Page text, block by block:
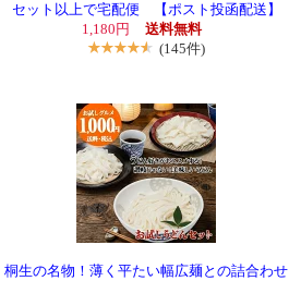
セット以上で宅配便 【ポスト投函配送】
1,180円
送料無料
(145件)
桐生の名物！薄く平たい幅広麺との詰合わせ